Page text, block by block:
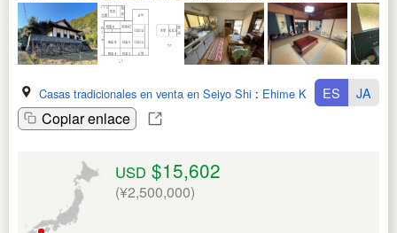
Casas tradicionales en venta en Seiyo Shi : Ehime Ken
Copiar enlace
ES JA
USD $15,602
(¥2,500,000)